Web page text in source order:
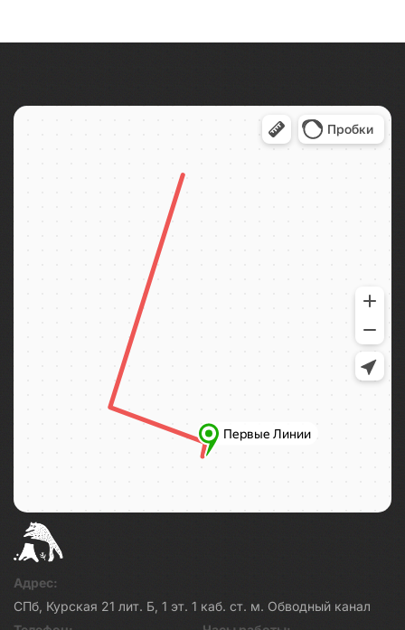
Адрес:
СПб, Курская 21 лит. Б, 1 эт. 1 каб. ст. м. Обводный канал